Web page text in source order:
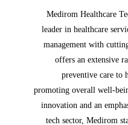
Medirom Healthcare
leader in healthcare
management with
offers an extensive
preventive care to
promoting overall well-
innovation and an
tech sector, Medirom